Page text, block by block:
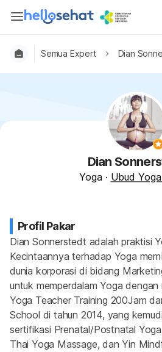
Semua Expert Dian
Dian
Yoga · Ubud
Profil Pakar
Dian Sonnerstedt adalah praktisi
Kecintaannya terhadap Yoga
dunia korporasi di bidang
untuk memperdalam Yoga
Yoga Teacher Training 200Jam
School di tahun 2014, yang
sertifikasi Prenatal/Postnatal
Thai Yoga Massage, dan Yin